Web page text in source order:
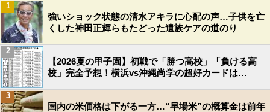
強いショック状態の清水アキラに心配の声…子供を亡
くした神田正輝らもたどった遺族ケアの道のり
1
【2026夏の甲子園】初戦で「勝つ高校」「負ける高
校」完全予想！横浜vs沖縄尚学の超好カードは…
2
国内の米価格は下がる一方…“早場米”の概算金は前年
3